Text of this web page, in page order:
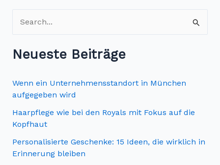
u
c
e
n
n
a
c
h
Neueste Beiträge
Wenn ein Unternehmensstandort in München
aufgegeben wird
Haarpflege wie bei den Royals mit Fokus auf die
Kopfhaut
Personalisierte Geschenke: 15 Ideen, die wirklich in
Erinnerung bleiben